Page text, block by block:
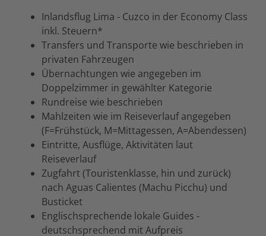
Inlandsflug Lima - Cuzco in der Economy Class
inkl. Steuern*
Transfers und Transporte wie beschrieben in
privaten Fahrzeugen
Übernachtungen wie angegeben im
Doppelzimmer in gewählter Kategorie
Rundreise wie beschrieben
Mahlzeiten wie im Reiseverlauf angegeben
(F=Frühstück, M=Mittagessen, A=Abendessen)
Eintritte, Ausflüge, Aktivitäten laut
Reiseverlauf
Zugfahrt (Touristenklasse, hin und zurück)
nach Aguas Calientes (Machu Picchu) und
Busticket
Englischsprechende lokale Guides -
deutschsprechend mit Aufpreis